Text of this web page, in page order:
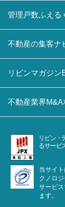
管理戸数ふえる
不動産の集客ナ
リビンマガジン
不動産業界
リビン・
るサー
当サイ
クノロ
サービ
ます。